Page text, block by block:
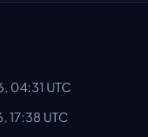
04:31 UTC
17:38 UTC